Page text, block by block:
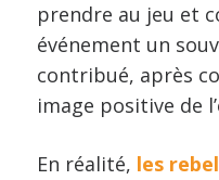
prendre au jeu et
événement un
contribué, après
image positive de
En réalité, les